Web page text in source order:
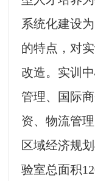
系统化建设
的特点，对
改造。实训
管理、
国际
资、 物流管
区域经济规
验室总面积